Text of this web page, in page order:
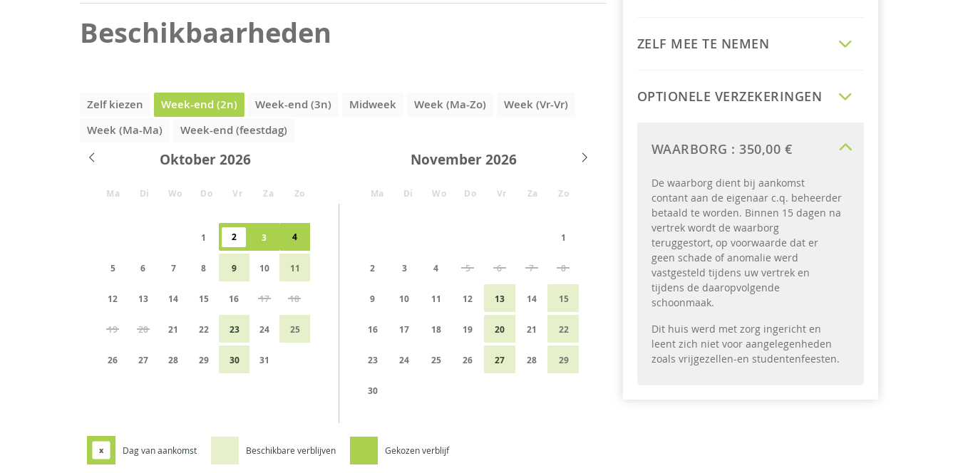
Beschikbaarheden
Zelf kiezen Week-end (2n) Week-end (3n) Midweek Week (Ma-Zo)
Week (Vr-Vr)
Week (Ma-Ma)
Week-end (feestdag)
Oktober November
Ma Di Wo Do Vr Za Zo Ma Di Wo Do Vr Za Zo
1 2 3 4
5 6 7 8 9 10 11
12 13 14 15 16 17 18
19 20 21 22 23 24 25
26 27 28 29 30 31
1
2 3 4 5 6 7 8
9 10 11 12 13 14 15
16 17 18 19 20 21 22
23 24 25 26 27 28 29
30
x Dag van aankomst Beschikbare verblijven Gekozen verblijf
ZELF MEE TE NEMEN
OPTIONELE VERZEKERINGEN
WAARBORG :350,00 €
De waarborg dient bij aankomst
contant aan de eigenaar c.q. beheerder
betaald te worden. Binnen 15 dagen na
vertrek wordt de waarborg
teruggestort, op voorwaarde dat er
geen schade of anomalie werd
vastgesteld tijdens uw vertrek en
tijdens de daaropvolgende
schoonmaak.
Dit huis werd met zorg ingericht en
leent zich niet voor aangelegenheden
zoals vrijgezellen-en studentenfeesten.